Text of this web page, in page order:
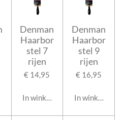
Denman
Haarbor
stel 7
rijen
€ 14,95
In winkelwagen
Denman
Haarbor
stel 9
rijen
€ 16,95
In